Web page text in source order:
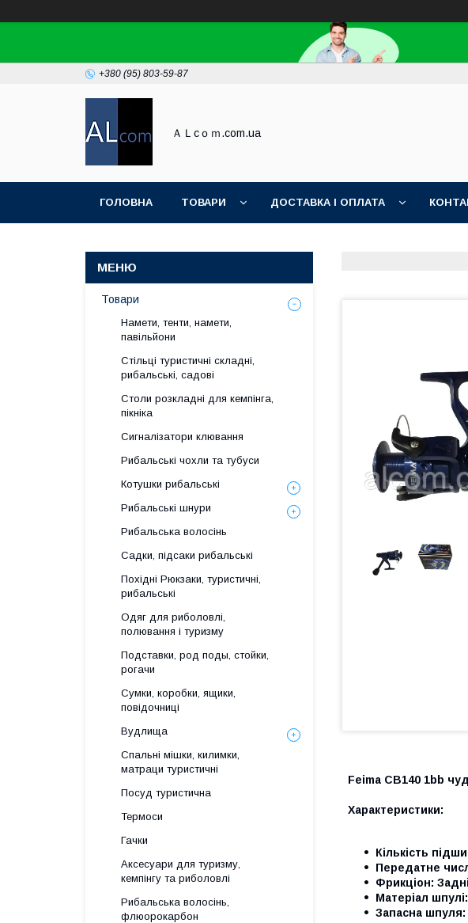
+380 (95) 803-59-87
ＡＬcｏｍ.com.ua
ГОЛОВНА ТОВАРИ ДОСТАВКА І ОПЛАТА
Feima CB140 1bb
Характеристики:
Кількість
Передатне
Фрикціон:
Матеріал
Запасна
Товари
Намети, тенти, намети,
павільйони
Стільці туристичні складні,
рибальські, садові
Столи розкладні для кемпінга,
пікніка
Сигналізатори клювання
Рибальські чохли та тубуси
Котушки рибальські
Рибальські шнури
Рибальська волосінь
Садки, підсаки рибальські
Похідні Рюкзаки, туристичні,
рибальські
Одяг для риболовлі,
полювання і туризму
Подставки, род поды, стойки,
рогачи
Сумки, коробки, ящики,
повідочниці
Вудлища
Спальні мішки, килимки,
матраци туристичні
Посуд туристична
Термоси
Гачки
Аксесуари для туризму,
кемпінгу та риболовлі
Рибальська волосінь,
флюорокарбон